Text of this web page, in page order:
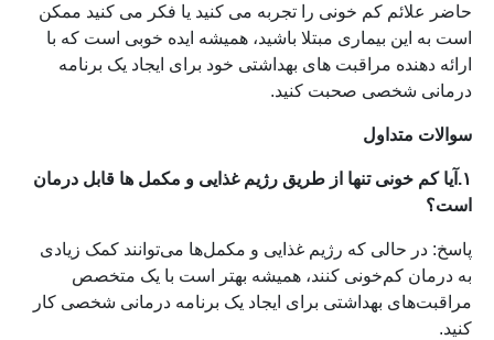
حاضر علائم کم خونی را تجربه می کنید یا فکر می کنید ممکن
است به این بیماری مبتلا باشید، همیشه ایده خوبی است که با
ارائه دهنده مراقبت های بهداشتی خود برای ایجاد یک برنامه
درمانی شخصی صحبت کنید.
سوالات متداول
۱.آیا کم خونی تنها از طریق رژیم غذایی و مکمل ها قابل درمان
است؟
پاسخ: در حالی که رژیم غذایی و مکمل‌ها می‌توانند کمک زیادی
به درمان کم‌خونی کنند، همیشه بهتر است با یک متخصص
مراقبت‌های بهداشتی برای ایجاد یک برنامه درمانی شخصی کار
کنید.